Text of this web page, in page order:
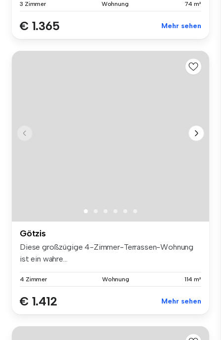
3 Zimmer Wohnung 74 m²
€ 1.365 Mehr sehen
Götzis
Diese großzügige 4-Zimmer-Terrassen-Wohnung
ist ein wahre...
4 Zimmer Wohnung 114 m²
€ 1.412 Mehr sehen